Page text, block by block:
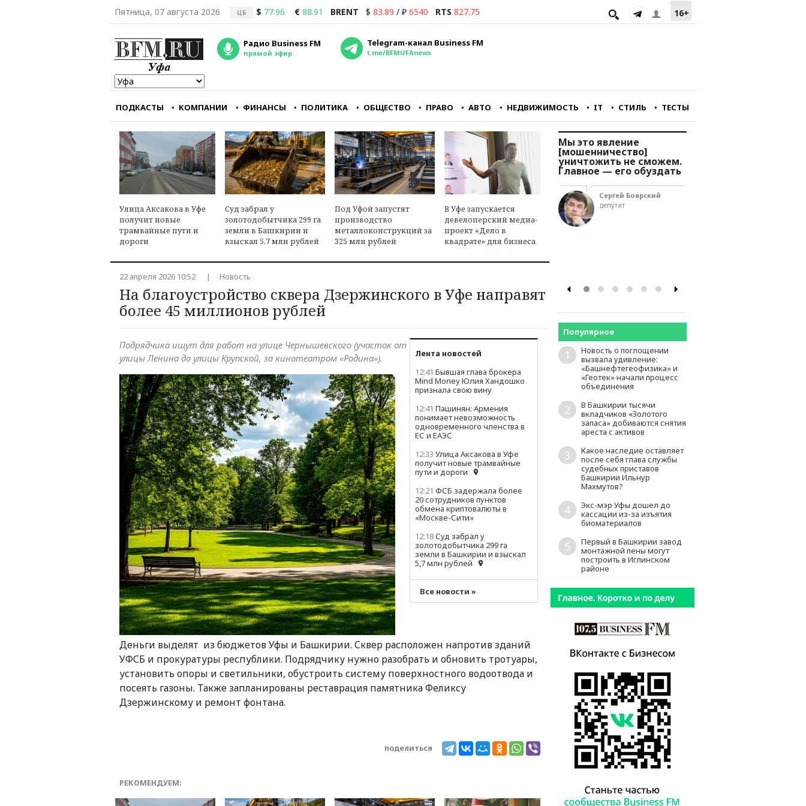
Пятница, 07 августа 2026 ЦБ $ 77.96 € 88.91 BRENT $ 83.89 / ₽ 6540 RTS 827.75 16+
Радио Business FM
прямой эфир
Telegram-канал Business FM
t.me/BFMUFAnews
ПОДКАСТЫ КОМПАНИИ ФИНАНСЫ ПОЛИТИКА ОБЩЕСТВО ПРАВО АВТО НЕДВИЖИМОСТЬ IT СТИЛЬ ТЕСТЫ
Улица Аксакова в Уфе
получит новые
трамвайные пути и
дороги
Суд забрал у
золотодобытчика 299 га
земли в Башкирии и
взыскал 5,7 млн рублей
Под Уфой запустят
производство
металлоконструкций за
325 млн рублей
В Уфе запускается
девелоперский медиа-
проект «Дело в
квадрате» для бизнеса
22 апреля 2026 10:52 Новость
На благоустройство сквера Дзержинского в Уфе направят
более 45 миллионов рублей
Лента новостей
12:41 Бывшая глава брокера
Mind Money Юлия Хандошко
признала свою вину
12:41 Пашинян: Армения
понимает невозможность
одновременного членства в
ЕС и ЕАЭС
12:33 Улица Аксакова в Уфе
получит новые трамвайные
пути и дороги
12:21 ФСБ задержала более
20 сотрудников пунктов
обмена криптовалюты в
«Москве-Сити»
12:18Суд забрал у
золотодобытчика 299 га
земли в Башкирии и взыскал
5,7 млн рублей
12:14Под Уфой запустят
производство
металлоконструкций за 325
фондов на защиту трасс от
12:13В Уфе запускается
девелоперский медиа-
проект «Дело в квадрате»
России
11:49
WSJ: Трамп «сходит с
Все новости »
Подрядчика ищут для работ на улице Чернышевского (участок от
улицы Ленина до улицы Крупской, за кинотеатром «Родина»).
Деньги выделят из бюджетов Уфы и Башкирии. Сквер расположен напротив зданий
УФСБ и прокуратуры республики. Подрядчику нужно разобрать и обновить тротуары,
установить опоры и светильники, обустроить систему поверхностного водоотвода и
посеять газоны. Также запланированы реставрация памятника Феликсу
Дзержинскому и ремонт фонтана.
поделиться
РЕКОМЕНДУЕМ:
Республиканцам крайне
важно заткнуть горло
главному
оппозиционному рупору
— CNN
Александр Трещев
юрист, эксперт в области
международного права
Совершенно очевидно,
что для владельцев
аэропорта Внуково
Домодедово — это
понятный и
перспективный бизнес
Олег Пантелеев
исполнительный директор
агентства «Авиапорт»
Если подумать, что
завтра, может, и не
наступит, то, может
быть, хотя бы машину
купить или фен Dyson
независимый
финансовый эксперт,
инвестор
Мы это явление
[мошенничество]
уничтожить не сможем.
Главное — его обуздать
Сергей Боярский
депутат
Популярное
1
Новость о поглощении
вызвала удивление:
«Башнефтегеофизика» и
«Геотек» начали процесс
объединения
2
В Башкирии тысячи
вкладчиков «Золотого
запаса» добиваются снятия
ареста с активов
3
Какое наследие оставляет
после себя глава службы
судебных приставов
Башкирии Ильнур
Махмутов?
4
Экс-мэр Уфы дошел до
кассации из-за изъятия
биоматериалов
5
Первый в Башкирии завод
монтажной пены могут
построить в Иглинском
районе